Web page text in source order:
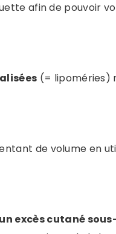
afin de pouvoir
(= lipoméries)
de volume en
excès cutané